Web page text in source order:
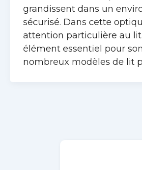
grandissent dans un
sécurisé. Dans cette
attention particulière au
élément essentiel pour
nombreux modèles de lit